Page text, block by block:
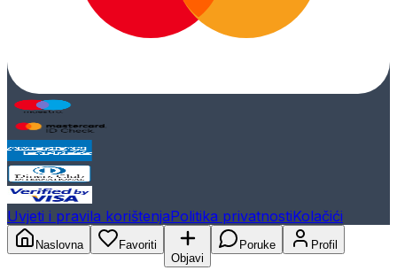
Uvjeti i pravila korištenjaPolitika privatnostiKolačići
Naslovna
Favoriti
Objavi
Poruke Profil